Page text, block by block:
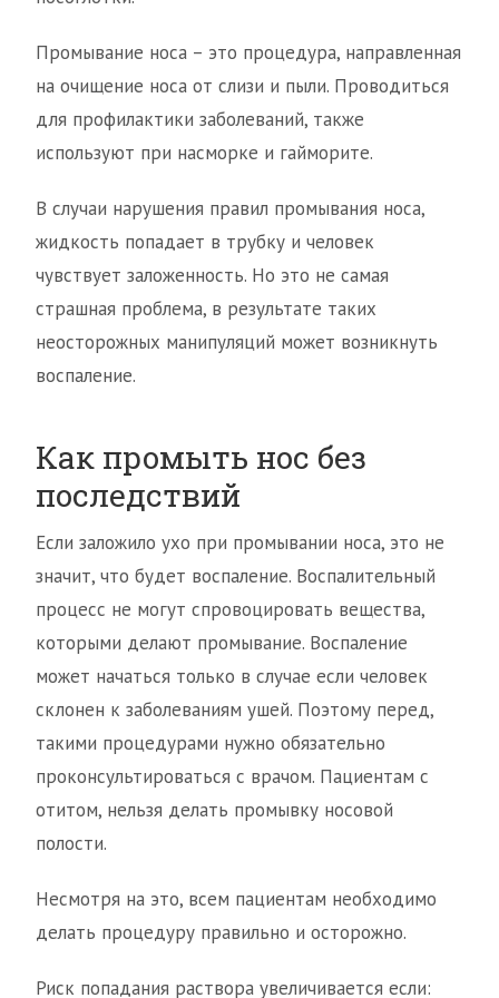
Промывание носа – это процедура, направленная
на очищение носа от слизи и пыли. Проводиться
для профилактики заболеваний, также
используют при насморке и гайморите.
В случаи нарушения правил промывания носа,
жидкость попадает в трубку и человек
чувствует заложенность. Но это не самая
страшная проблема, в результате таких
неосторожных манипуляций может возникнуть
воспаление.
Как промыть нос без
последствий
Если заложило ухо при промывании носа, это не
значит, что будет воспаление. Воспалительный
процесс не могут спровоцировать вещества,
которыми делают промывание. Воспаление
может начаться только в случае если человек
склонен к заболеваниям ушей. Поэтому перед,
такими процедурами нужно обязательно
проконсультироваться с врачом. Пациентам с
отитом, нельзя делать промывку носовой
полости.
Несмотря на это, всем пациентам необходимо
делать процедуру правильно и осторожно.
Риск попадания раствора увеличивается если: